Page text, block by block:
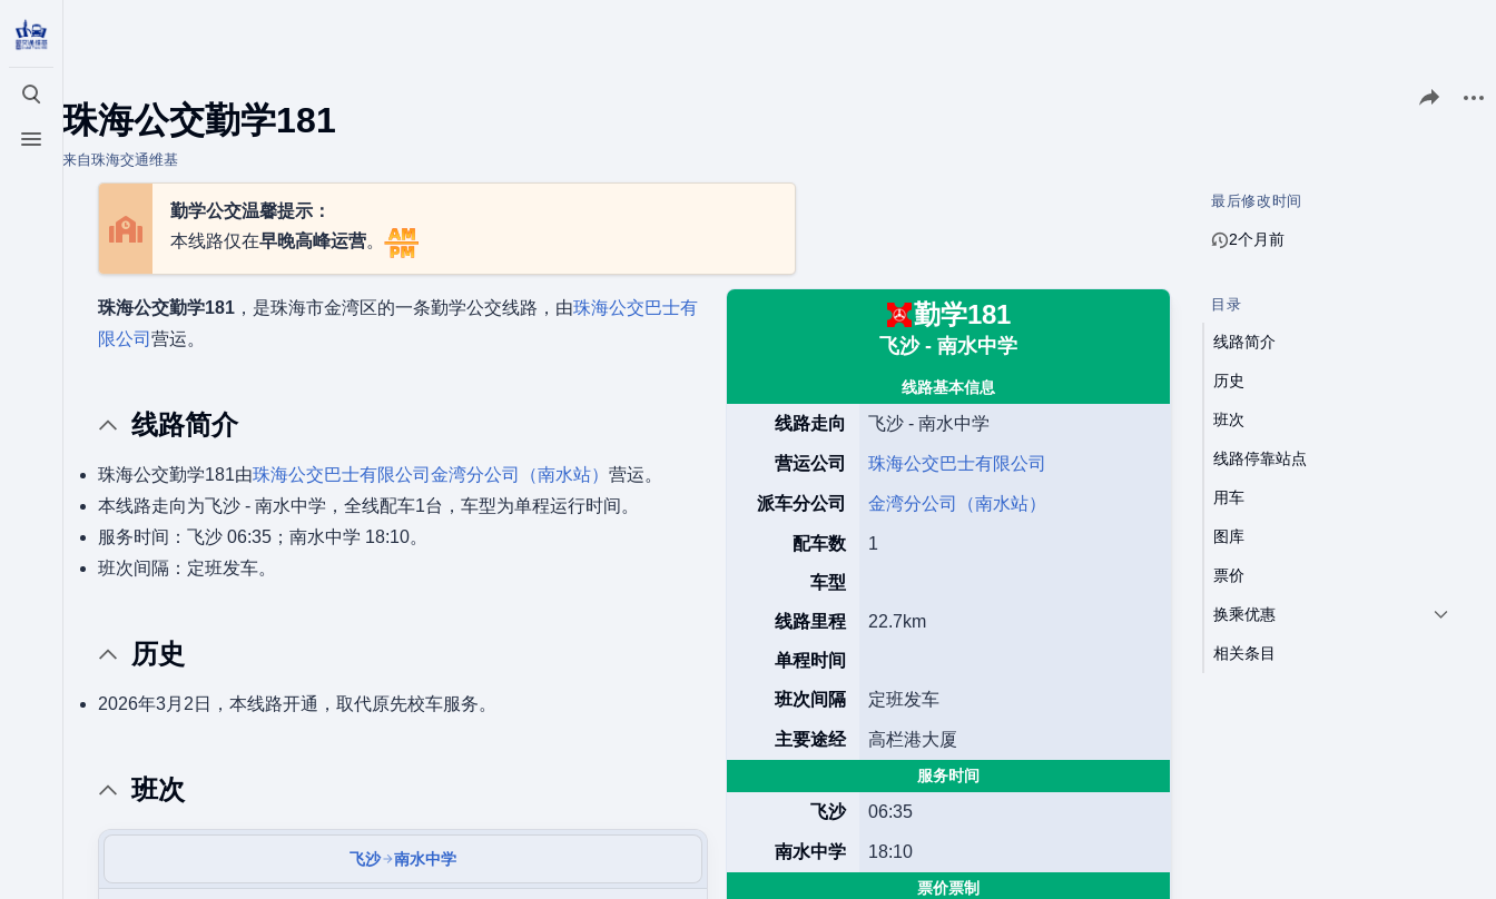
打开/关闭搜索
打开/关闭菜单
珠海公交勤学181
来自珠海交通维基
分享此页面
勤学公交温馨提示：
本线路仅在早晚高峰运营。
勤学181
飞沙 - 南水中学
线路基本信息
线路走向 飞沙 - 南水中学
营运公司 珠海公交巴士有限公司
派车分公司 金湾分公司（南水站）
配车数 1
车型
线路里程 22.7km
单程时间
班次间隔 定班发车
主要途经 高栏港大厦
服务时间
飞沙 06:35
南水中学 18:10
票价票制
珠海公交勤学181 ，是珠海市金湾区的一条勤学公交线路，由珠海公交巴士有
限公司 营运。
线路简介
珠海公交勤学181由珠海公交巴士有限公司 金湾分公司（南水站） 营运。
本线路走向为飞沙 - 南水中学，全线配车1台，车型为单程运行时间。
服务时间：飞沙 06:35；南水中学 18:10。
班次间隔：定班发车。
历史
2026年3月2日，本线路开通，取代原先校车服务。
班次
飞沙 南水中学
最后修改时间
2个月前
目录
线路简介
历史
班次
线路停靠站点
用车
图库
票价
换乘优惠
相关条目